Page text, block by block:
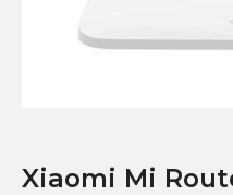
Xiaomi Mi